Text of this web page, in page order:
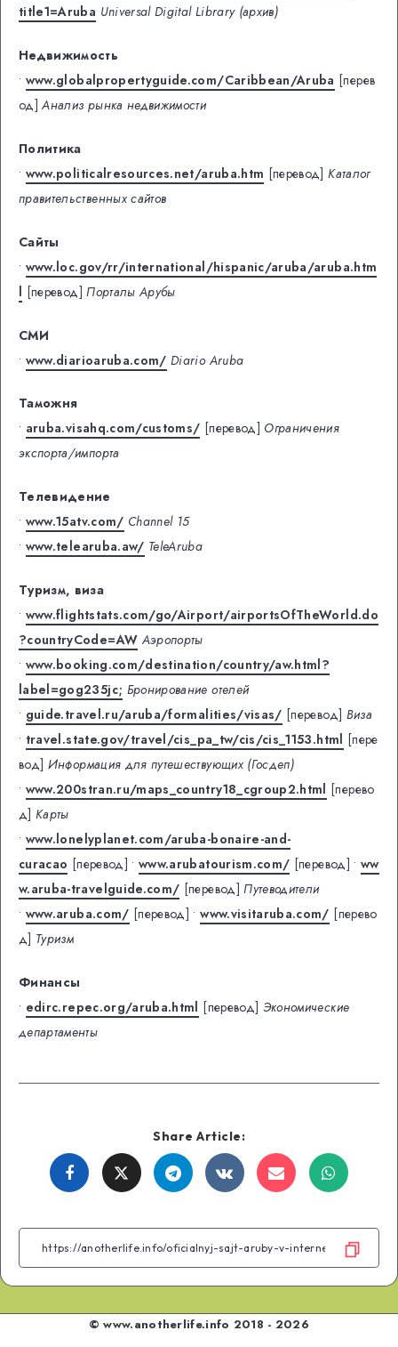
title1=Aruba Universal Digital Library (архив)
Недвижимость
• www.globalpropertyguide.com/Caribbean/Aruba [перев
од] Анализ рынка недвижимости
Политика
• www.politicalresources.net/aruba.htm [перевод] Каталог
правительственных сайтов
Сайты
• www.loc.gov/rr/international/hispanic/aruba/aruba.htm
l [перевод] Порталы Арубы
СМИ
• www.diarioaruba.com/ Diario Aruba
Таможня
• aruba.visahq.com/customs/ [перевод] Ограничения
экспорта/импорта
Телевидение
• www.15atv.com/ Channel 15
• www.telearuba.aw/ TeleAruba
Туризм, виза
• www.flightstats.com/go/Airport/airportsOfTheWorld.do
?countryCode=AW Аэропорты
• www.booking.com/destination/country/aw.html?
label=gog235jc; Бронирование отелей
• guide.travel.ru/aruba/formalities/visas/ [перевод] Виза
• travel.state.gov/travel/cis_pa_tw/cis/cis_1153.html [пере
вод] Информация для путешествующих (Госдеп)
• www.200stran.ru/maps_country18_cgroup2.html [перево
д] Карты
• www.lonelyplanet.com/aruba-bonaire-and-
curacao [перевод] •www.arubatourism.com/ [перевод] • ww
w.aruba-travelguide.com/ [перевод] Путеводители
• www.aruba.com/ [перевод] •www.visitaruba.com/ [перево
д] Туризм
Финансы
• edirc.repec.org/aruba.html [перевод] Экономические
департаменты
Share Article:
Share
Facebook
Share
Twitter
Share
Telegram
Share
VK
Share
Email
Share
© www.anotherlife.info 2018 - 2026